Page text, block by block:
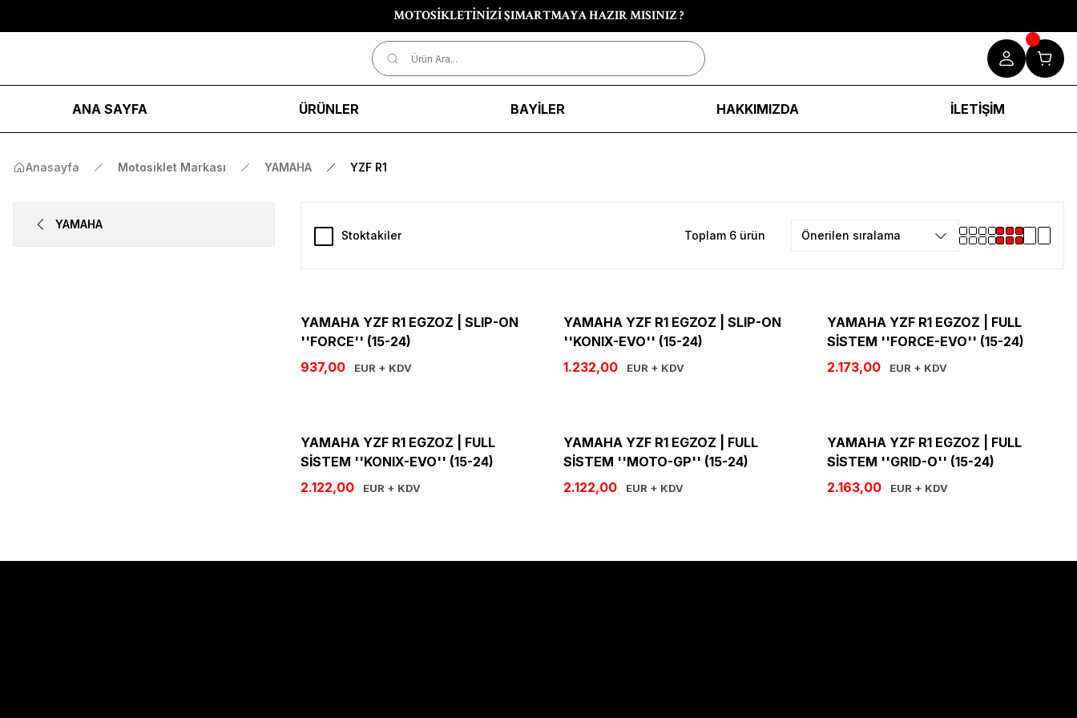
MOTOSİKLETİNİZİ ŞIMARTMAYA HAZIR MISINIZ ?
ANA SAYFA ÜRÜNLER BAYİLER HAKKIMIZDA İLETİŞİM
Anasayfa Motosiklet Markası YAMAHA YZF R1
YAMAHA
Stoktakiler
Toplam 6 ürün
YAMAHA YZF R1 EGZOZ | SLIP-ON
''FORCE'' (15-24)
937,00
EUR + KDV
YAMAHA YZF R1 EGZOZ | SLIP-ON
''KONIX-EVO'' (15-24)
1.232,00
EUR + KDV
YAMAHA YZF R1 EGZOZ | FULL
SİSTEM ''FORCE-EVO'' (15-24)
2.173,00
EUR + KDV
YAMAHA YZF R1 EGZOZ | FULL
SİSTEM ''KONIX-EVO'' (15-24)
2.122,00
EUR + KDV
YAMAHA YZF R1 EGZOZ | FULL
SİSTEM ''MOTO-GP'' (15-24)
2.122,00
EUR + KDV
YAMAHA YZF R1 EGZOZ | FULL
SİSTEM ''GRID-O'' (15-24)
2.163,00
EUR + KDV